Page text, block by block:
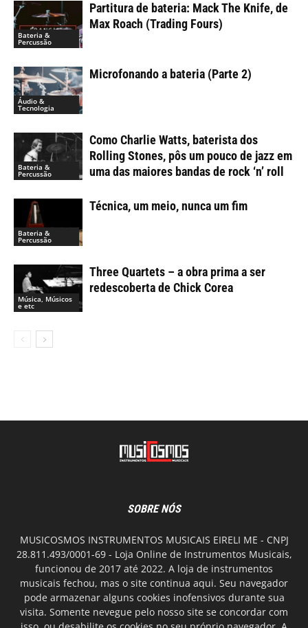
Bateria &
Percussão
Partitura de bateria: Mack The Knife, de
Max Roach (Trading Fours)
Áudio &
Tecnologia
Microfonando a bateria (Parte 2)
Bateria &
Percussão
Como Charlie Watts, baterista dos
Rolling Stones, pôs um pouco de jazz em
uma das maiores bandas de rock ‘n’ roll
Bateria &
Percussão
Técnica, um meio, nunca um fim
Música, Músicos
e etc
Three Quartets – a obra prima a ser
redescoberta de Chick Corea
SOBRE NÓS
MUSICOSMOS INSTRUMENTOS MUSICAIS EIRELI ME - CNPJ
28.811.493/0001-69 - Loja Online de Instrumentos Musicais,
funcionou de 2017 até 2022. A loja de instrumentos
musicais fechou, mas o site continua aqui. Seu navegador
pode armazenar alguns cookies inofensivos durante sua
visita. Somente nevegue pelo nosso site se concordar com